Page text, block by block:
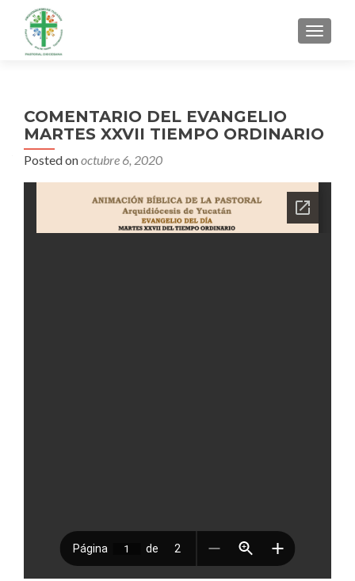
MENU
COMENTARIO DEL EVANGELIO
MARTES XXVII TIEMPO ORDINARIO
Posted onoctubre 6, 2020